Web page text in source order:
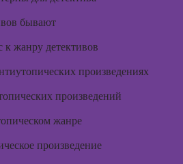
бывают
к жанру детективов
произведениях
произведений
жанре
произведение